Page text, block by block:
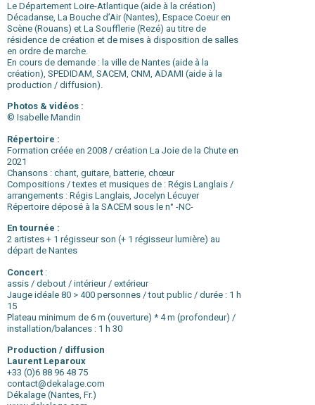
Le Département Loire-Atlantique (aide à la création)
Décadanse, La Bouche d’Air (Nantes), Espace Coeur en
Scène (Rouans) et La Soufflerie (Rezé) au titre de
résidence de création et de mises à disposition de salles
en ordre de marche.
En cours de demande : la ville de Nantes (aide à la
création), SPEDIDAM, SACEM, CNM, ADAMI (aide à la
production / diffusion).
Photos & vidéos :
© Isabelle Mandin
Répertoire :
Formation créée en 2008 / création La Joie de la Chute en
2021
Chansons : chant, guitare, batterie, chœur
Compositions / textes et musiques de : Régis Langlais /
arrangements : Régis Langlais, Jocelyn Lécuyer
Répertoire déposé à la SACEM sous le n° -NC-
En tournée :
2 artistes + 1 régisseur son (+ 1 régisseur lumière) au
départ de Nantes
Concert :
assis / debout / intérieur / extérieur
Jauge idéale 80 > 400 personnes / tout public / durée : 1 h
15
Plateau minimum de 6 m (ouverture) * 4 m (profondeur) /
installation/balances : 1 h 30
Production / diffusion
Laurent Leparoux
+33 (0)6 88 96 48 75
contact@dekalage.com
Dékalage (Nantes, Fr.)